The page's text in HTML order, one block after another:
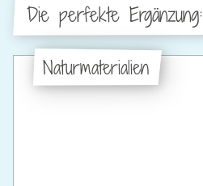
Die perfekte Ergänzung:
Naturmaterialien